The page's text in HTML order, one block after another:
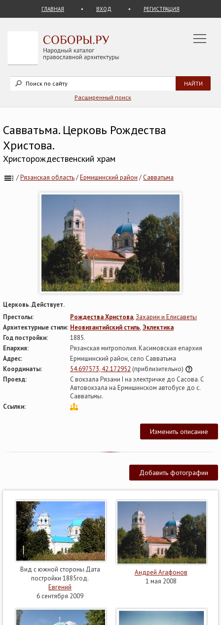
ГЛАВНАЯ ВХОД РЕГИСТРАЦИЯ
Расширенный поиск
Савватьма. Церковь Рождества
Христова.
Христорождественский храм
/Рязанская область/Ермишинский район /Савватьма
Церковь. Действует.
Престолы:
Рождества Христова,Захарии и Елисаветы
Архитектурные стили: Неовизантийский стиль,Эклектика
Год постройки:
1885.
Епархия:
Рязанская митрополия. Касимовская епархия
Адрес:
Ермишинский район, село Савватьма
Координаты:
54.697573, 42.172952 (приблизительно)
Проезд:
C вокзала Рязани I на электричке до Сасова. С
Автовокзала на Ермишинском автобусе до с.
Савватьмы.
Ссылки:
Изменить описание
Добавить фотографии
Вид с южной стороны.Дата
постройки 1885год.
Евгений
6 сентября 2009
Андрей Агафонов
1 мая 2008